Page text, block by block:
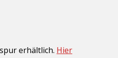
erhältlich. Hier